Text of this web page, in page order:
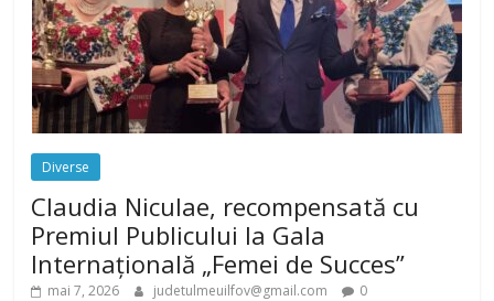
Diverse
Claudia Niculae, recompensată cu
Premiul Publicului la Gala
Internațională „Femei de Succes”
mai 7, 2026 judetulmeuilfov@gmail.com 0